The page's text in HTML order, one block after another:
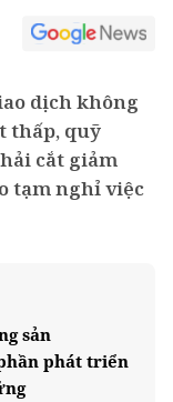
dịch không
thấp, quỹ
cắt giảm
tạm nghỉ việc
sản
phát triển